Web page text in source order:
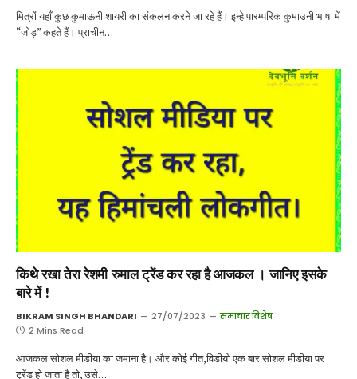
मित्रों यहाँ कुछ कुमाऊनी शायरी का संकलन करने जा रहे हैं। इन्हे पारम्परिक कुमाउनी भाषा में
“जोड़” कहते हैं। प्राचीन…
किथे रखा तेरा रेशमी रुमाल ट्रेंड कर रहा है आजकल । जानिए इसके
बारे में !
BIKRAM SINGH BHANDARI 27/07/2023
समाचार विशेष
2 Mins Read
आजकल सोशल मीडीया का जमाना है। और कोई गीत,विडीयो एक बार सोशल मीडीया पर
ट्रेंड हो जाता है तो, उसे…